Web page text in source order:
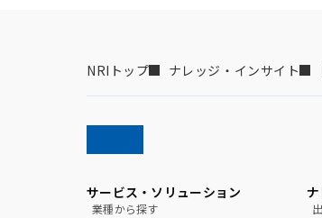
NRIトップ ナレッジ・インサイト
サービス・ソリューション
業種から探す